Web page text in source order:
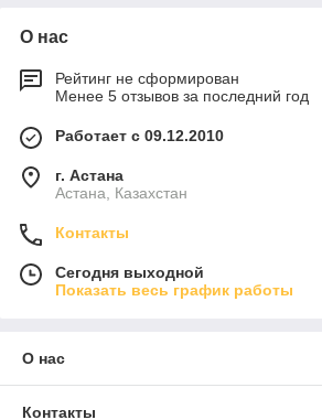
О нас
Рейтинг не сформирован
Менее 5 отзывов за последний год
Работает с 09.12.2010
г. Астана
Астана, Казахстан
Контакты
Сегодня выходной
Показать весь график работы
О нас
Контакты